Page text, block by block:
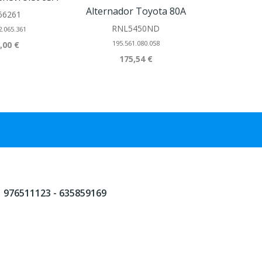
€
Alternador Toyota 80A
RNL5450ND
195.561.080.058
175,54 €
976511123 - 635859169